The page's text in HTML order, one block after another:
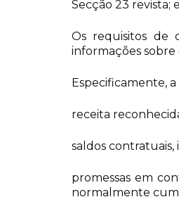
Secção 23 revista;
Os requisitos de
informações
Especificamente,
receita
saldos contratuais,
promessas em
normalmente